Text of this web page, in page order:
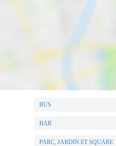
3 Kg CO2/m2/an
BUS
BAR
PARC, JARDIN ET SQUARE